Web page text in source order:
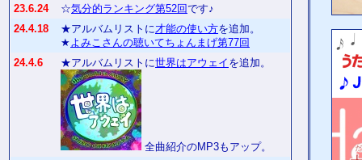
23.6.24
☆気分的ランキング第52回です♪
24.4.18
★アルバムリストに才能の使い方を追加。
★よみこさんの聴いてちょんまげ第77回
24.4.6
★アルバムリストに世界はアウェイ を追加。
全曲紹介のMP3もアップ。